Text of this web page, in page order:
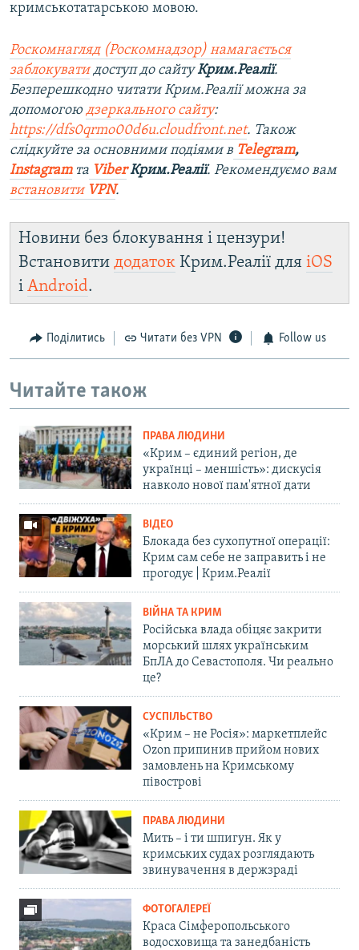
кримськотатарською мовою.
Роскомнагляд (Роскомнадзор) намагається
заблокуватидоступ до сайтуКрим.Реалії.
Безперешкодно читати Крим.Реалії можна за
допомогою дзеркального сайту:
https://dfs0qrmo00d6u.cloudfront.net. Також
слідкуйте за основними подіями в Telegram,
Instagramта ViberКрим.Реалії. Рекомендуємо вам
встановити VPN.
Новини без блокування і цензури!
Встановити додаток Крим.Реалії для iOS
і Android.
Поділитись Читати без VPN Follow us
Читайте також
ПРАВА ЛЮДИНИ
«Крим – єдиний регіон, де
українці – меншість»: дискусія
навколо нової пам'ятної дати
ВІДЕО
Блокада без сухопутної операції:
Крим сам себе не заправить і не
прогодує | Крим.Реалії
ВІЙНА ТА КРИМ
Російська влада обіцяє закрити
морський шлях українським
БпЛА до Севастополя. Чи реально
це?
СУСПІЛЬСТВО
«Крим – не Росія»: маркетплейс
Ozon припинив прийом нових
замовлень на Кримському
півострові
ПРАВА ЛЮДИНИ
Мить – і ти шпигун. Як у
кримських судах розглядають
звинувачення в держзраді
ФОТОГАЛЕРЕЇ
Краса Сімферопольського
водосховища та занедбаність